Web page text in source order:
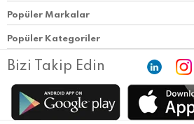
Popüler Markalar
Popüler Kategoriler
Bizi Takip Edin